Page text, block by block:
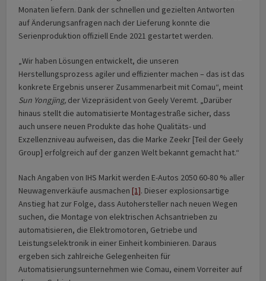
Monaten liefern. Dank der schnellen und gezielten Antworten
auf Änderungsanfragen nach der Lieferung konnte die
Serienproduktion offiziell Ende 2021 gestartet werden.
„Wir haben Lösungen entwickelt, die unseren
Herstellungsprozess agiler und effizienter machen – das ist das
konkrete Ergebnis unserer Zusammenarbeit mit Comau“, meint
Sun Yongjing, der Vizepräsident von Geely Veremt. „Darüber
hinaus stellt die automatisierte Montagestraße sicher, dass
auch unsere neuen Produkte das hohe Qualitäts- und
Exzellenzniveau aufweisen, das die Marke Zeekr [Teil der Geely
Group] erfolgreich auf der ganzen Welt bekannt gemacht hat.“
Nach Angaben von IHS Markit werden E-Autos 2050 60-80 % aller
Neuwagenverkäufe ausmachen[1]. Dieser explosionsartige
Anstieg hat zur Folge, dass Autohersteller nach neuen Wegen
suchen, die Montage von elektrischen Achsantrieben zu
automatisieren, die Elektromotoren, Getriebe und
Leistungselektronik in einer Einheit kombinieren. Daraus
ergeben sich zahlreiche Gelegenheiten für
Automatisierungsunternehmen wie Comau, einem Vorreiter auf